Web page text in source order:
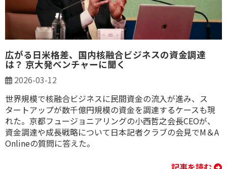
広がる日米格差、国内核融合ビジネスの資金調達
は？ 京大発ベンチャーに聞く
2026-03-12
世界規模で核融合ビジネスに民間資金の流入が進み、ス
タートアップが数千億円規模の資金を調達するケースも現
れた。京都フュージョニアリングの小西哲之会長CEOが、
資金調達や成長戦略について日本記者クラブの会見でM＆A
Onlineの質問に答えた。